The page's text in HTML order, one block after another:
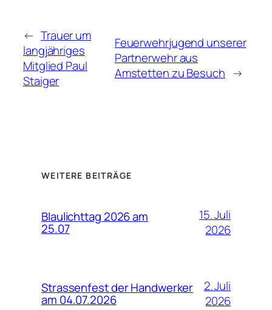
← Trauer um
langjähriges
Mitglied Paul
Staiger
Feuerwehrjugend unserer
Partnerwehr aus
Amstetten zu Besuch →
WEITERE BEITRÄGE
Blaulichttag 2026 am
25.07
15. Juli
2026
Strassenfest der Handwerker
am 04.07.2026
2. Juli
2026